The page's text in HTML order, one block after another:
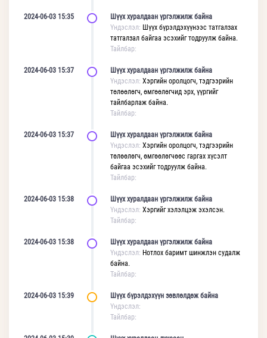
2024-06-03 15:35
Шүүх хуралдаан үргэлжилж байна
Үндэслэл: Шүүх бүрэлдэхүүнээс татгалзах
татгалзал байгаа эсэхийг тодруулж байна.
Тайлбар:
2024-06-03 15:37
Шүүх хуралдаан үргэлжилж байна
Үндэслэл: Хэргийн оролцогч, тэдгээрийн
төлөөлөгч, өмгөөлөгчид эрх, үүргийг
тайлбарлаж байна.
Тайлбар:
2024-06-03 15:37
Шүүх хуралдаан үргэлжилж байна
Үндэслэл: Хэргийн оролцогч, тэдгээрийн
төлөөлөгч, өмгөөлөгчөөс гаргах хүсэлт
байгаа эсэхийг тодруулж байна.
Тайлбар:
2024-06-03 15:38
Шүүх хуралдаан үргэлжилж байна
Үндэслэл: Хэргийг хэлэлцэж эхэлсэн.
Тайлбар:
2024-06-03 15:38
Шүүх хуралдаан үргэлжилж байна
Үндэслэл: Нотлох баримт шинжлэн судалж
байна.
Тайлбар:
2024-06-03 15:39
Шүүх бүрэлдэхүүн зөвлөлдөж байна
Үндэслэл:
Тайлбар: